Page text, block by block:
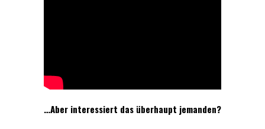
…Aber interessiert das überhaupt jemanden?